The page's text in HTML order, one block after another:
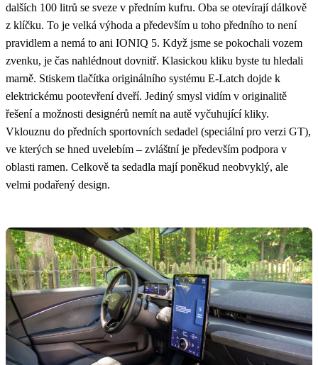
dalších 100 litrů se sveze v předním kufru. Oba se otevírají dálkově
z klíčku. To je velká výhoda a především u toho předního to není
pravidlem a nemá to ani IONIQ 5. Když jsme se pokochali vozem
zvenku, je čas nahlédnout dovnitř. Klasickou kliku byste tu hledali
marně. Stiskem tlačítka originálního systému E-Latch dojde k
elektrickému pootevření dveří. Jediný smysl vidím v originalitě
řešení a možnosti designérů nemít na autě vyčuhující kliky.
Vklouznu do předních sportovních sedadel (speciální pro verzi GT),
ve kterých se hned uvelebím – zvláštní je především podpora v
oblasti ramen. Celkově ta sedadla mají poněkud neobvyklý, ale
velmi podařený design.